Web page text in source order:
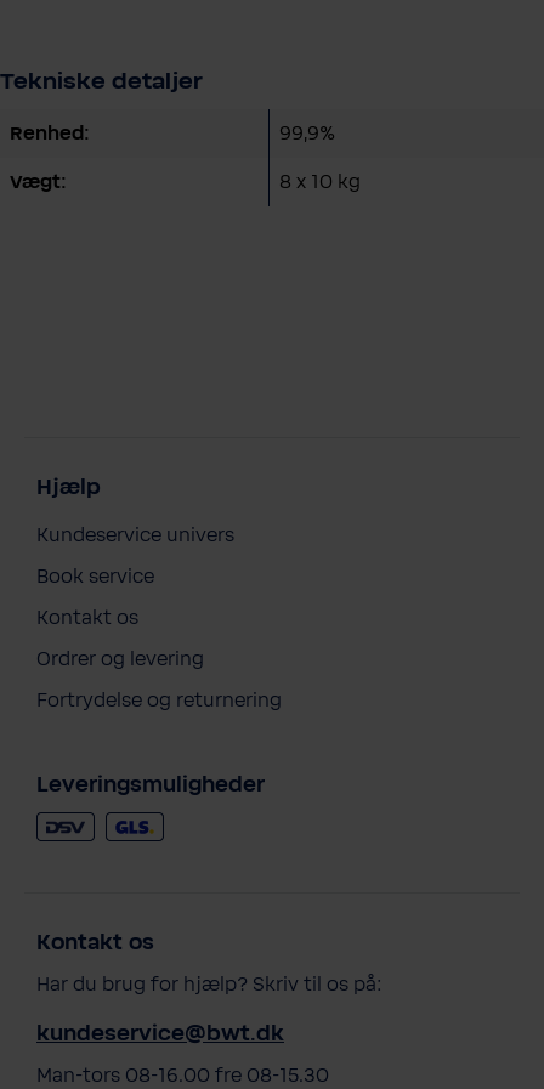
Tekniske detaljer
Renhed: 99,9%
Vægt: 8 x 10 kg
Hjælp
Kundeservice univers
Book service
Kontakt os
Ordrer og levering
Fortrydelse og returnering
Leveringsmuligheder
Kontakt os
Har du brug for hjælp? Skriv til os på:
kundeservice@bwt.dk
Man-tors 08-16.00 fre 08-15.30